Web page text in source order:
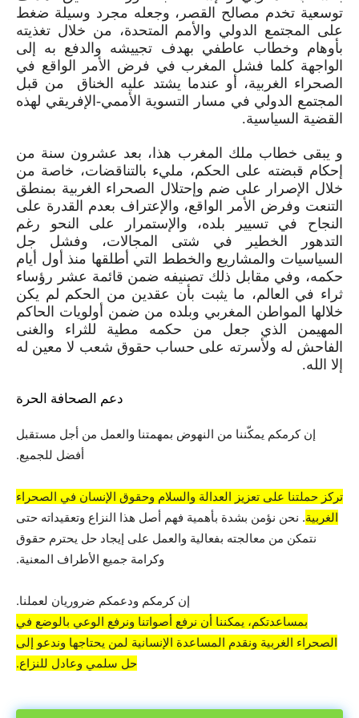
توسعية تخدم مصالح القصر، وجعله مجرد وسيلة ضغط
على المجتمع الدولي والأمم المتحدة، من خلال تغذيته
بأوهام وخطاب عاطفي بهدف تجييشه والدفع به إلى
الواجهة كلما فشل المغرب في فرض الأمر الواقع في
الصحراء الغربية، أو عندما يشتد عليه الخناق من قبل
المجتمع الدولي في مسار التسوية الأممي-الإفريقي لهذه
القضية السياسية.
و يبقى خطاب ملك المغرب هذا، بعد عشرون سنة من
إحكام قبضته على الحكم، مليء بالتناقضات، خاصة من
خلال الإصرار على ضم وإحتلال الصحراء الغربية بمنطق
التنعت وفرض الأمر الواقع، والإعتراف بعدم القدرة على
النجاح في تسيير بلده، والإستمرار على النحو رغم
التدهور الخطير في شتى المجالات، وفشل جل
السياسيات والمشاريع والخطط التي أطلقها منذ أول أيام
حكمه، وفي مقابل ذلك تصنيفه ضمن قائمة عشر رؤساء
ثراء في العالم، ما يثبت بأن عقدين من الحكم لم يكن
خلالها المواطن المغربي وبلده من ضمن أولويات الحاكم
المهيمن الذي جعل من حكمه مطية للثراء والغنى
الفاحش له ولأسرته على حساب حقوق شعب لا معين له
إلا الله.
دعم الصحافة الحرة
إن كرمكم يمكّننا من النهوض بمهمتنا والعمل من أجل مستقبل
أفضل للجميع.
تركز حملتنا على تعزيز العدالة والسلام وحقوق الإنسان في الصحراء
الغربية. نحن نؤمن بشدة بأهمية فهم أصل هذا النزاع وتعقيداته حتى
نتمكن من معالجته بفعالية والعمل على إيجاد حل يحترم حقوق
وكرامة جميع الأطراف المعنية.
إن كرمكم ودعمكم ضروريان لعملنا.
بمساعدتكم، يمكننا أن نرفع أصواتنا ونرفع الوعي بالوضع في
الصحراء الغربية ونقدم المساعدة الإنسانية لمن يحتاجها وندعو إلى
حل سلمي وعادل للنزاع.